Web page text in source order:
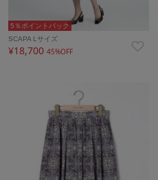
5％ポイントバック
SCAPA Lサイズ
¥18,700 45%OFF